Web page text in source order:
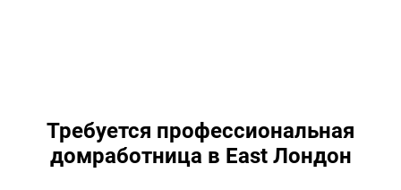
Требуется профессиональная
домработница в East Лондон